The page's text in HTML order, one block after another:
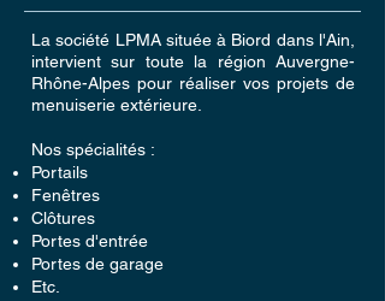
La société LPMA située à Biord dans l'Ain,
intervient sur toute la région Auvergne-
Rhône-Alpes pour réaliser vos projets de
menuiserie extérieure.
Nos spécialités :
Portails
Fenêtres
Clôtures
Portes d'entrée
Portes de garage
Etc.